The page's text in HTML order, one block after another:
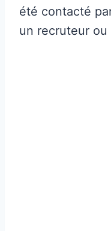
été contacté
un recruteur